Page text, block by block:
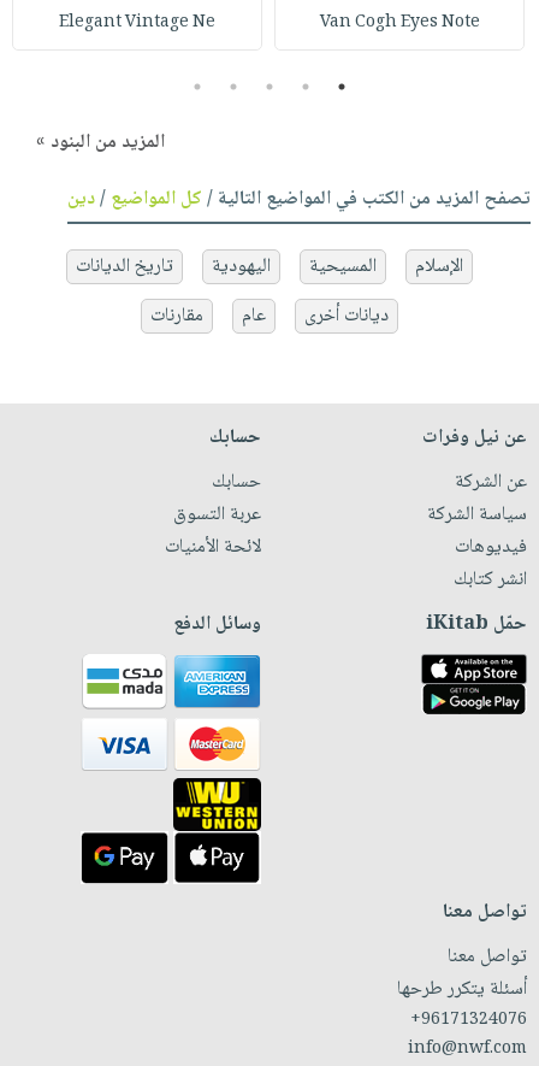
Van Cogh Eyes Note
Elegant Vintage Ne
1
2
3
4
5
المزيد من البنود »
تصفح المزيد من الكتب في المواضيع التالية /كل المواضيع/دين
الإسلام المسيحية اليهودية
تاريخ الديانات
ديانات أخرى
عام مقارنات
عن نيل وفرات
عن الشركة
سياسة الشركة
فيديوهات
انشر كتابك
حسابك
حسابك
عربة التسوق
لائحة الأمنيات
حمّل iKitab وسائل الدفع
تواصل معنا
تواصل معنا
أسئلة يتكرر طرحها
+96171324076
info@nwf.com